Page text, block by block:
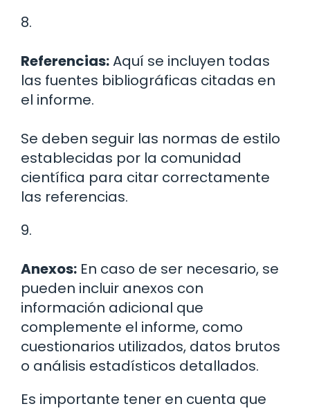
8.
Referencias:Aquí se incluyen todas
las fuentes bibliográficas citadas en
el informe.
Se deben seguir las normas de estilo
establecidas por la comunidad
científica para citar correctamente
las referencias.
9.
Anexos: En caso de ser necesario, se
pueden incluir anexos con
información adicional que
complemente el informe, como
cuestionarios utilizados, datos brutos
o análisis estadísticos detallados.
Es importante tener en cuenta que